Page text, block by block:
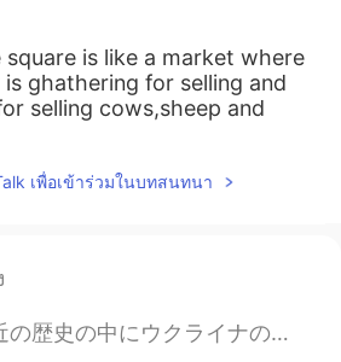
square is like a market where
ghathering for selling and
selling cows,sheep and
what do you mean by hasing?
2019.11.21 03:01
เพื่อเข้าร่วมในบทสนทนา
度は6度ぐらいで、雪がないの冬です。ウクライナ人にとって本当に不思議な感じです、バルセロナみたい。。 笑😯 私の携帯で冬の古...